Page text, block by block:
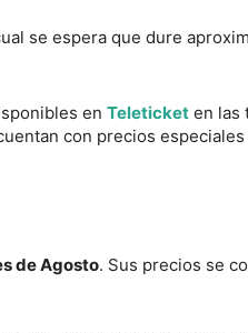
se espera que dure
en Teleticket en las
con precios
de Agosto. Sus precios se